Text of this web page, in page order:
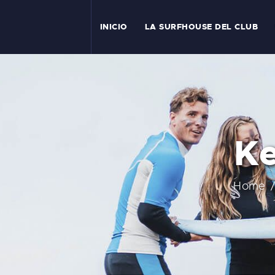
INICIO LA SURFHOUSE DEL CLUB
Home